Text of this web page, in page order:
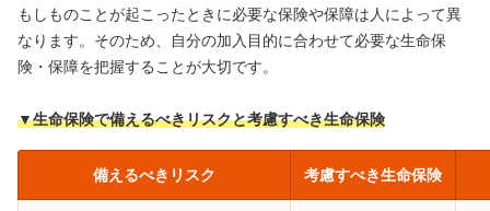
もしものことが起こったときに必要な保険や保障は人によって異
なります。そのため、自分の加入目的に合わせて必要な生命保
険・保障を把握することが大切です。
▼生命保険で備えるべきリスクと考慮すべき生命保険
備えるべきリスク 考慮すべき生命保険